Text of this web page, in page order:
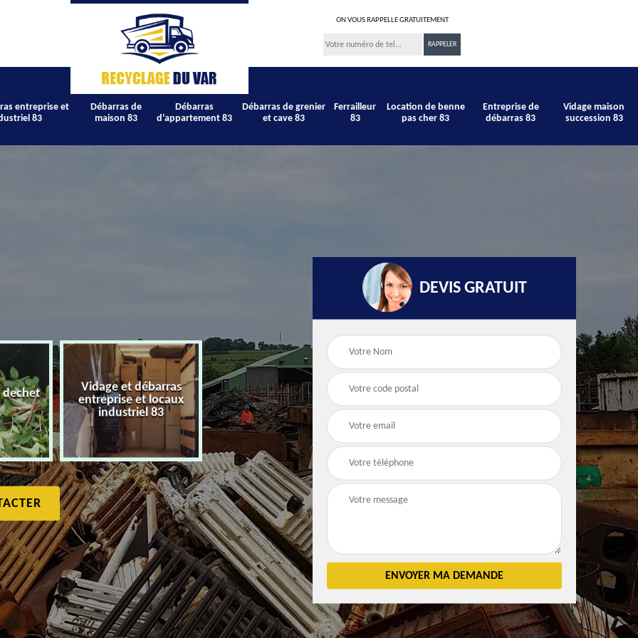
ON VOUS RAPPELLE GRATUITEMENT
entreprise et
83
Débarras de
maison 83
Débarras
d'appartement 83
Débarras de grenier
et cave 83
Ferrailleur
83
Location de benne
pas cher 83
Entreprise de
débarras 83
Vidage maison
succession 83
dechet
Vidage et débarras
entreprise et locaux
industriel 83
Débarras de maison 83
Débarras
d'appartement 83
Débarras de grenier et
cave 83
DEVIS GRATUIT